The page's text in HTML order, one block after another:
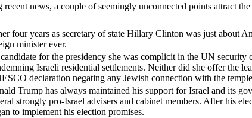
news, a couple of seemingly unconnected points attract
four years as secretary of state Hillary Clinton was just about
minister ever.
for the presidency she was complicit in the UN security
Israeli residential settlements. Neither did she offer the
declaration negating any Jewish connection with the
Trump has always maintained his support for Israel and its
strongly pro-Israel advisers and cabinet members. After his
to implement his election promises.